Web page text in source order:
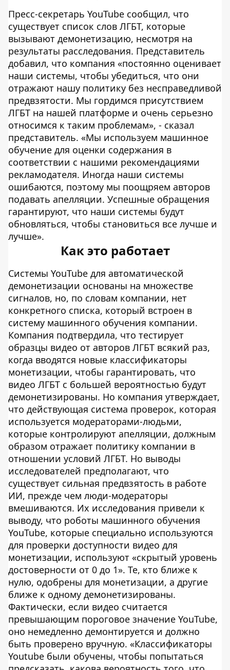
Пресс-секретарь YouTube сообщил, что
существует список слов ЛГБТ, которые
вызывают демонетизацию, несмотря на
результаты расследования. Представитель
добавил, что компания «постоянно оценивает
наши системы, чтобы убедиться, что они
отражают нашу политику без несправедливой
предвзятости. Мы гордимся присутствием
ЛГБТ на нашей платформе и очень серьезно
относимся к таким проблемам», - сказал
представитель. «Мы используем машинное
обучение для оценки содержания в
соответствии с нашими рекомендациями
рекламодателя. Иногда наши системы
ошибаются, поэтому мы поощряем авторов
подавать апелляции. Успешные обращения
гарантируют, что наши системы будут
обновляться, чтобы становиться все лучше и
лучше».
Как это работает
Системы YouTube для автоматической
демонетизации основаны на множестве
сигналов, но, по словам компании, нет
конкретного списка, который встроен в
систему машинного обучения компании.
Компания подтвердила, что тестирует
образцы видео от авторов ЛГБТ всякий раз,
когда вводятся новые классификаторы
монетизации, чтобы гарантировать, что
видео ЛГБТ с большей вероятностью будут
демонетизированы. Но компания утверждает,
что действующая система проверок, которая
используется модераторами-людьми,
которые контролируют апелляции, должным
образом отражает политику компании в
отношении условий ЛГБТ. Но выводы
исследователей предполагают, что
существует сильная предвзятость в работе
ИИ, прежде чем люди-модераторы
вмешиваются. Их исследования привели к
выводу, что роботы машинного обучения
YouTube, которые специально используются
для проверки доступности видео для
монетизации, используют «скрытый уровень
достоверности от 0 до 1». Те, кто ближе к
нулю, одобрены для монетизации, а другие
ближе к одному демонетизированы.
Фактически, если видео считается
превышающим пороговое значение YouTube,
оно немедленно демонтируется и должно
быть проверено вручную. «Классификаторы
Youtube были обучены, чтобы попытаться